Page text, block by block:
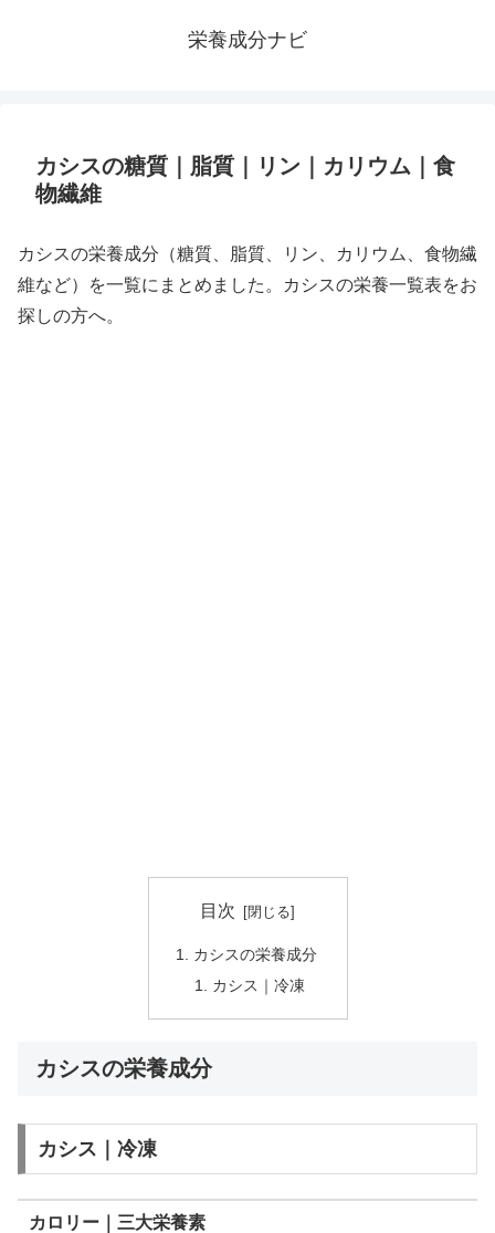
栄養成分ナビ
カシスの糖質｜脂質｜リン｜カリウム｜食
物繊維
カシスの栄養成分（糖質、脂質、リン、カリウム、食物繊
維など）を一覧にまとめました。カシスの栄養一覧表をお
探しの方へ。
目次
カシスの栄養成分
カシス｜冷凍
カシスの栄養成分
カシス｜冷凍
カロリー｜三大栄養素